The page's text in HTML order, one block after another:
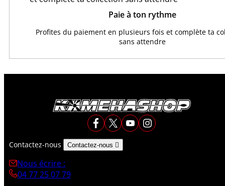
Paie à ton rythme
Profites du paiement en plusieurs fois et complète ta
sans attendre
Contactez-nous Contactez-nous 
Nous écrire :
04 77 25 07 79